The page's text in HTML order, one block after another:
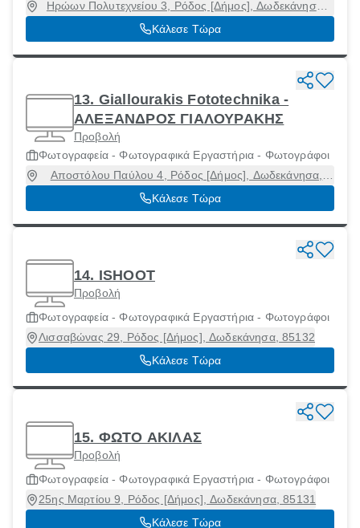
Ηρώων Πολυτεχνείου 3, Ρόδος [Δήμος], Δωδεκάνησα,
85131
Κάλεσε Τώρα
13. Giallourakis Fototechnika -
ΑΛΕΞΑΝΔΡΟΣ ΓΙΑΛΟΥΡΑΚΗΣ
Προβολή
Φωτογραφεία - Φωτογραφικά Εργαστήρια - Φωτογράφοι
Αποστόλου Παύλου 4, Ρόδος [Δήμος], Δωδεκάνησα,
85100
Κάλεσε Τώρα
14. ISHOOT
Προβολή
Φωτογραφεία - Φωτογραφικά Εργαστήρια - Φωτογράφοι
Λισσαβώνας 29, Ρόδος [Δήμος], Δωδεκάνησα, 85132
Κάλεσε Τώρα
15. ΦΩΤΟ ΑΚΙΛΑΣ
Προβολή
Φωτογραφεία - Φωτογραφικά Εργαστήρια - Φωτογράφοι
25ης Μαρτίου 9, Ρόδος [Δήμος], Δωδεκάνησα, 85131
Κάλεσε Τώρα